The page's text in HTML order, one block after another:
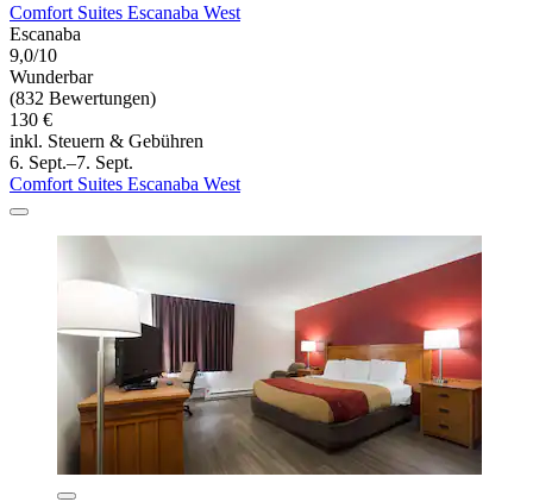
Comfort Suites Escanaba West
Escanaba
9,0/10
Wunderbar
(832 Bewertungen)
130 €
inkl. Steuern & Gebühren
6. Sept.–7. Sept.
Comfort Suites Escanaba West